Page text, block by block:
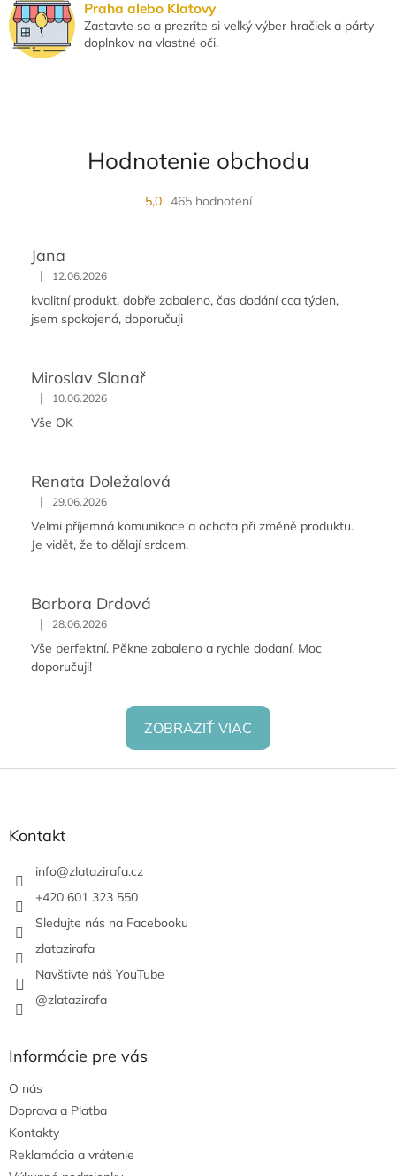
v
ý
p
Praha alebo Klatovy
Zastavte sa a prezrite si veľký výber hračiek a párty
doplnkov na vlastné oči.
Hodnotenie obchodu
5,0 465 hodnotení
Jana
| 12.06.2026
kvalitní produkt, dobře zabaleno, čas dodání cca týden,
jsem spokojená, doporučuji
Miroslav Slanař
| 10.06.2026
Vše OK
Renata Doležalová
| 29.06.2026
Velmi příjemná komunikace a ochota při změně produktu.
Je vidět, že to dělají srdcem.
Barbora Drdová
| 28.06.2026
Vše perfektní. Pěkne zabaleno a rychle dodaní. Moc
doporučuji!
ZOBRAZIŤ VIAC
Z
Kontakt
info@zlatazirafa.cz
+420 601 323 550
Sledujte nás na Facebooku
zlatazirafa
Navštivte náš YouTube
@zlatazirafa
Informácie pre vás
O nás
Doprava a Platba
Kontakty
Reklamácia a vrátenie